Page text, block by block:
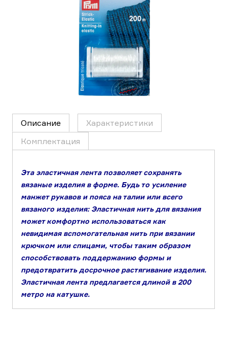
Описание
Характеристики
Комплектация
Эта эластичная лента позволяет сохранять
вязаные изделия в форме. Будь то усиление
манжет рукавов и пояса на талии или всего
вязаного изделия: Эластичная нить для вязания
может комфортно использоваться как
невидимая вспомогательная нить при вязании
крючком или спицами, чтобы таким образом
способствовать поддержанию формы и
предотвратить досрочное растягивание изделия.
Эластичная лента предлагается длиной в 200
метро на катушке.